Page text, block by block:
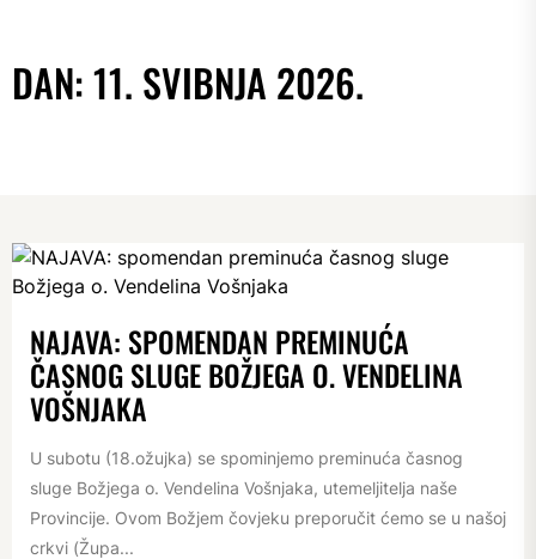
DAN:11. SVIBNJA 2026.
NAJAVA: SPOMENDAN PREMINUĆA
ČASNOG SLUGE BOŽJEGA O. VENDELINA
VOŠNJAKA
U subotu (18.ožujka) se spominjemo preminuća časnog
sluge Božjega o. Vendelina Vošnjaka, utemeljitelja naše
Provincije. Ovom Božjem čovjeku preporučit ćemo se u našoj
crkvi (Župa...